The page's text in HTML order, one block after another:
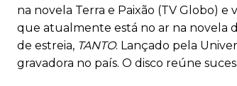
na novela Terra e Paixão (TV Globo)
que atualmente está no ar na novela
de estreia, TANTO. Lançado pela
gravadora no país. O disco reúne